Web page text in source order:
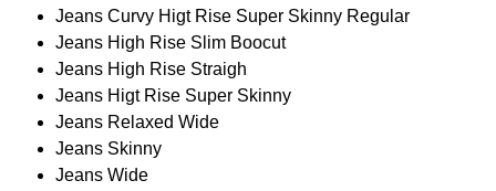
Jeans Curvy Higt Rise Super Skinny Regular
Jeans High Rise Slim Boocut
Jeans High Rise Straigh
Jeans Higt Rise Super Skinny
Jeans Relaxed Wide
Jeans Skinny
Jeans Wide